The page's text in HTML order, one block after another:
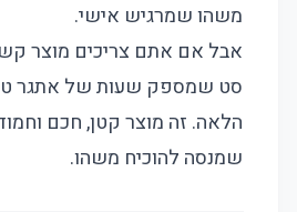
משהו שמרגיש אישי.
אבל אם אתם צריכים מוצר
סט שמספק שעות של אתגר
הלאה. זה מוצר קטן, חכם
שמנסה להוכיח משהו.